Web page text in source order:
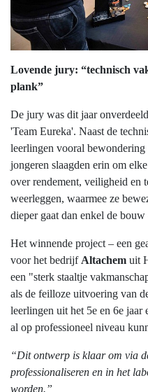
Lovende jury: “technisch
plank”
De jury was dit jaar
'Team Eureka'. Naast de
leerlingen vooral
jongeren slaagden erin om
over rendement, veiligheid en
weerleggen, waarmee ze
dieper gaat dan enkel de bouw
Het winnende project – een
voor het bedrijf Altachem uit
een "sterk staaltje
als de feilloze uitvoering van
leerlingen uit het 5e en 6e jaar
al op professioneel niveau
“Dit ontwerp is klaar om via
professionaliseren en in het
worden.”